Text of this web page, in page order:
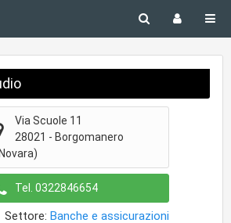
Via Scuole 11
28021 - Borgomanero
Tel. 0322846654
Settore: Banche e assicurazioni